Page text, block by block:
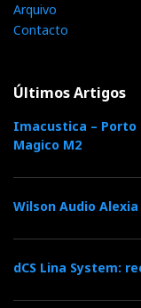
Arquivo
Contacto
Últimos Artigos
Imacustica – Porto
Magico M2
Wilson Audio
dCS Lina System: